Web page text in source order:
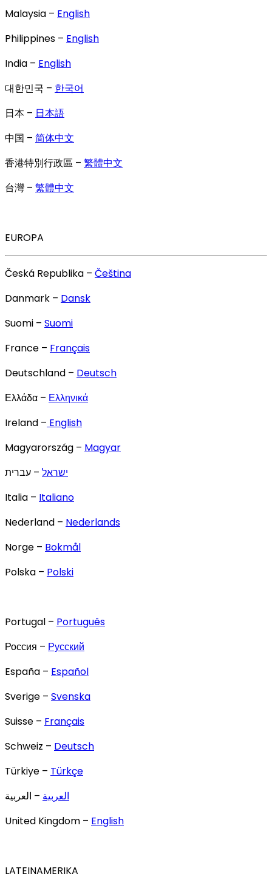
Malaysia – English
Philippines – English
India – English
대한민국 – 한국어
日本 – 日本語
中国 – 简体中文
香港特別行政區 – 繁體中文
台灣 – 繁體中文
EUROPA
Česká Republika – Čeština
Danmark – Dansk
Suomi – Suomi
France – Français
Deutschland – Deutsch
Ελλάδα – Ελληνικά
Ireland – English
Magyarország – Magyar
ישראל – עברית
Italia – Italiano
Nederland – Nederlands
Norge – Bokmål
Polska – Polski
Portugal – Português
Россия – Русский
España – Español
Sverige – Svenska
Suisse – Français
Schweiz – Deutsch
Türkiye – Türkçe
العربية – العربية
United Kingdom – English
LATEINAMERIKA